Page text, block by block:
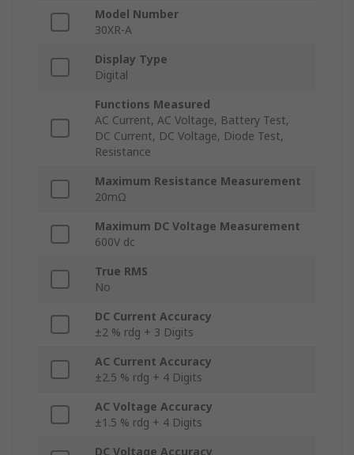
Model Number
30XR-A
Display Type
Digital
Functions Measured
AC Current, AC Voltage, Battery Test,
DC Current, DC Voltage, Diode Test,
Resistance
Maximum Resistance Measurement
20mΩ
Maximum DC Voltage Measurement
600V dc
True RMS
No
DC Current Accuracy
±2 % rdg + 3 Digits
AC Current Accuracy
±2.5 % rdg + 4 Digits
AC Voltage Accuracy
±1.5 % rdg + 4 Digits
DC Voltage Accuracy